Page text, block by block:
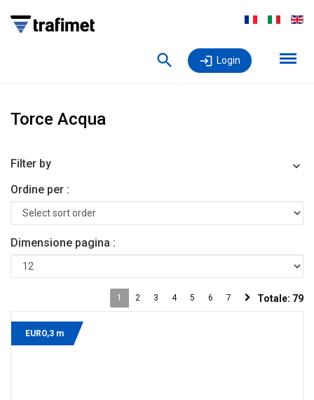
Login
Torce Acqua
Filter by
Ordine per :
Dimensione pagina :
1 2 3 4 5 6 7 Totale: 79
EURO,3 m